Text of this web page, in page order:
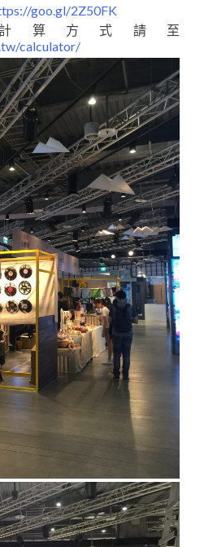
goo.gl/2Z50FK
算方式請至
calculator/